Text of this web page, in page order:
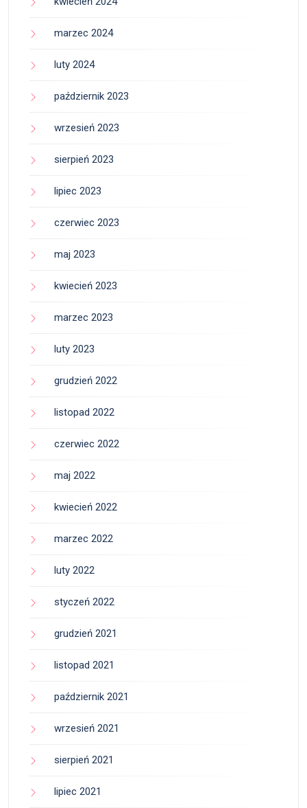
marzec 2024
luty 2024
październik 2023
wrzesień 2023
sierpień 2023
lipiec 2023
czerwiec 2023
maj 2023
kwiecień 2023
marzec 2023
luty 2023
grudzień 2022
listopad 2022
czerwiec 2022
maj 2022
kwiecień 2022
marzec 2022
luty 2022
styczeń 2022
grudzień 2021
listopad 2021
październik 2021
wrzesień 2021
sierpień 2021
lipiec 2021